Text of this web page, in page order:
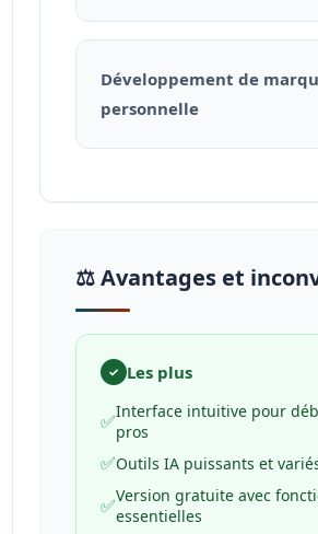
Développement de
personnelle
⚖️ Avantages et
✓ Les plus
✅Interface intuitive pour
pros
✅Outils IA puissants et
✅Version gratuite avec
essentielles